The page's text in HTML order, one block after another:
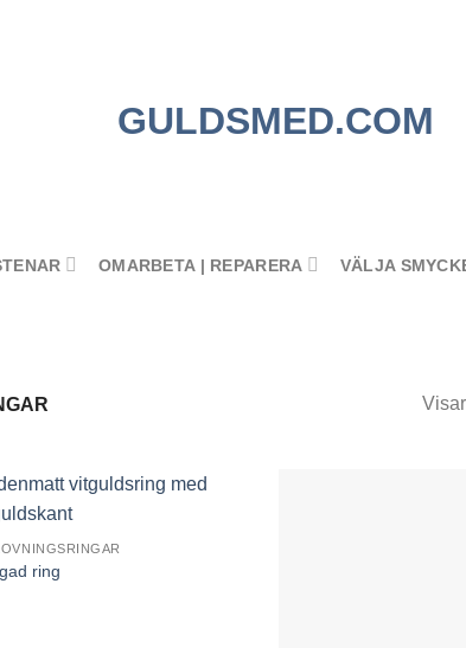
OMARBETA | REPARERA VÄLJA
ring